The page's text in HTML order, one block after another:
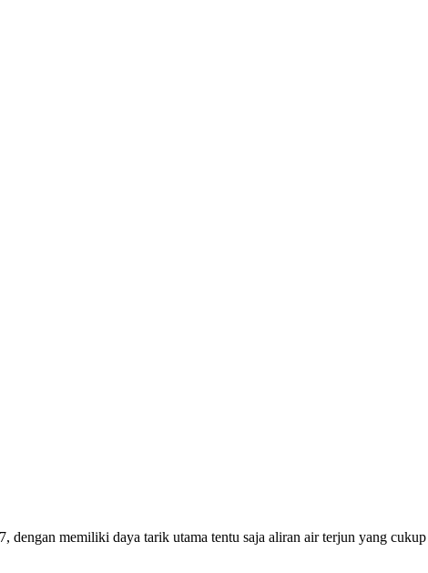
dengan memiliki daya tarik utama tentu saja aliran air terjun yang cukup